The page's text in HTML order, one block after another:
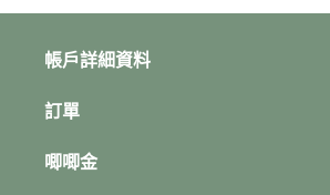
帳戶詳細資料
訂單
唧唧金